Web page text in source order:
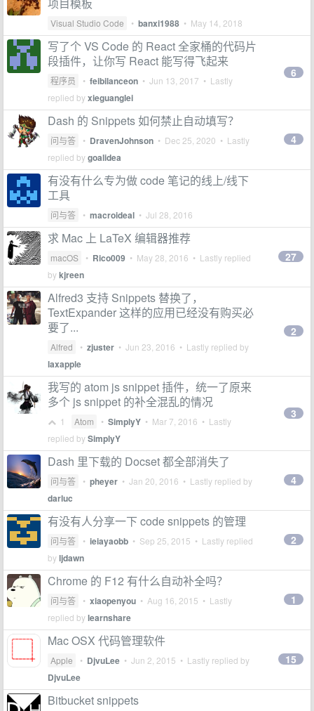
Visual Studio Code • banxi1988 • May 14, 2018
写了个 VS Code 的 React 全家桶的代码片
段插件，让你写 React 能写得飞起来
程序员 • feibilanceon • Jun 13, 2017 • Lastly
replied byxieguanglei
6
Dash 的 Snippets 如何禁止自动填写？
问与答 • DravenJohnson • Dec 25, 2020 • Lastly
replied bygoalidea
4
有没有什么专为做 code 笔记的线上/线下
工具
问与答 • macroideal • Jul 28, 2016
求 Mac 上 LaTeX 编辑器推荐
macOS • Rico009 • May 28, 2016 • Lastly replied
bykjreen
27
Alfred3 支持 Snippets 替换了，
TextExpander 这样的应用已经没有购买必
要了...
Alfred • zjuster • Jun 23, 2016 • Lastly replied by
laxapple
2
我写的 atom js snippet 插件，统一了原来
多个 js snippet 的补全混乱的情况
1 Atom • SimplyY • Mar 7, 2016 • Lastly
replied bySimplyY
3
Dash 里下载的 Docset 都全部消失了
问与答 • pheyer • Jan 20, 2016 • Lastly replied by
darluc
4
有没有人分享一下 code snippets 的管理
问与答 • ieiayaobb • Sep 25, 2015 • Lastly replied
byljdawn
2
Chrome 的 F12 有什么自动补全吗？
问与答 • xiaopenyou • Aug 16, 2015 • Lastly
replied bylearnshare
1
Mac OSX 代码管理软件
Apple • DjvuLee • Jun 2, 2015 • Lastly replied by
DjvuLee
15
Bitbucket snippets